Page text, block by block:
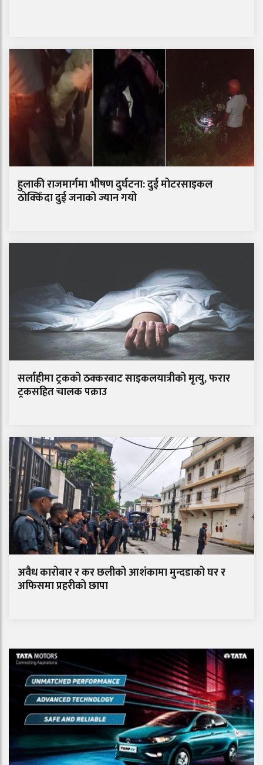
हुलाकी राजमार्गमा भीषण दुर्घटना: दुई मोटरसाइकल
ठोक्किँदा दुई जनाको ज्यान गयो
सर्लाहीमा ट्रकको ठक्करबाट साइकलयात्रीको मृत्यु, फरार
ट्रकसहित चालक पक्राउ
अवैध कारोबार र कर छलीको आशंकामा मुन्दडाको घर र
अफिसमा प्रहरीको छापा